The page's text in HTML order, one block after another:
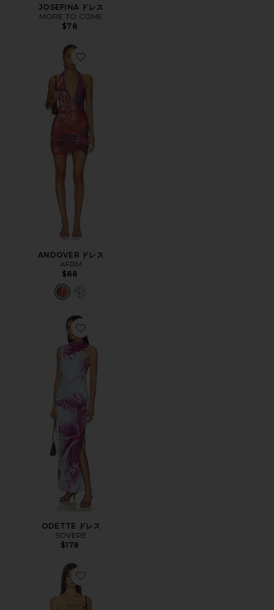
JOSEFINA ドレス
MORE TO COME
$78
Favorite ANDOVER ドレス
ANDOVER ドレス
AFRM
$88
Favorite ODETTE ドレス
ODETTE ドレス
SOVERE
$178
Favorite CAYENNE ドレス